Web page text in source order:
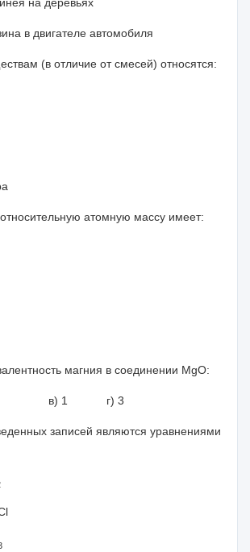
в двигателе автомобиля
(в отличие от смесей) относятся:
атомную массу имеет:
магния в соединении MgO:
в) 1 г) 3
записей являются уравнениями